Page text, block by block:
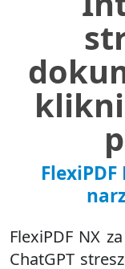
FlexiPDF NX
ChatGPT